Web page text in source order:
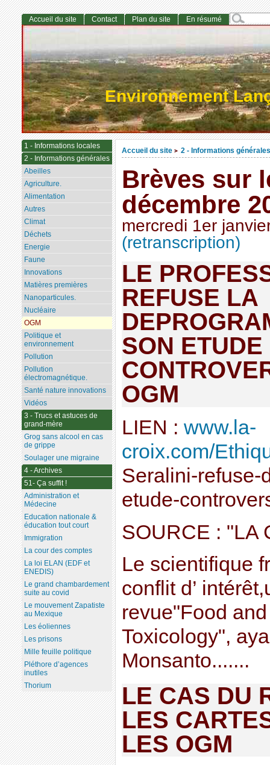
Environnement
Accueil du site > 2 - Informations générales
Brèves sur
décembre
mercredi 1er
(retranscription)
LE
REFUSE LA
SON ETUDE
OGM
LIEN : www.la-
croix.com/
Seralini-refuse-
etude-
SOURCE : "LA
Le scientifique
conflit d’
revue"Food
Toxicology",
Monsanto.......
LE CAS DU
LES
LES OGM
Accueil du site Contact Plan du site En résumé
1 - Informations locales
2 - Informations générales
Abeilles
Agriculture.
Alimentation
Autres
Climat
Déchets
Energie
Faune
Innovations
Matières premières
Nanoparticules.
Nucléaire
OGM
Politique et
environnement
Pollution
Pollution
électromagnétique.
Santé nature innovations
Vidéos
3 - Trucs et astuces de
grand-mère
Grog sans alcool en cas
de grippe
Soulager une migraine
4 - Archives
51- Ça suffit !
Administration et
Médecine
Education nationale &
éducation tout court
Immigration
La cour des comptes
La loi ELAN (EDF et
ENEDIS)
Le grand chambardement
suite au covid
Le mouvement Zapatiste
au Mexique
Les éoliennes
Les prisons
Mille feuille politique
Pléthore d’agences
inutiles
Thorium